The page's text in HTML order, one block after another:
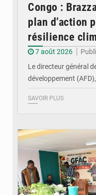
Congo :
plan d’action
résilience
7 août 2026
Le directeur général
développement
SAVOIR PLUS